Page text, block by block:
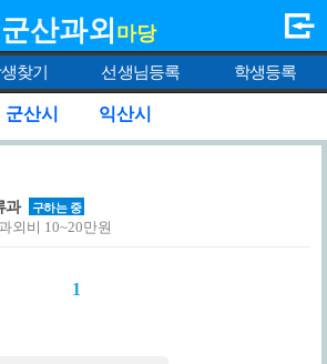
군산과외 마당
찾기 선생님등록 학생등록
군산시 익산시
과 구하는 중
외비 10~20만원
1